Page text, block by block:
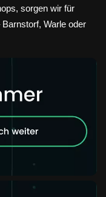
sorgen wir für
Warle oder